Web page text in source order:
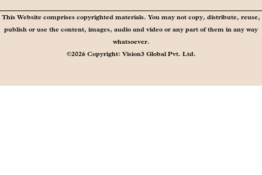
This Website comprises copyrighted materials. You may not copy, distribute, reuse,
publish or use the content, images, audio and video or any part of them in any way
whatsoever.
©2026 Copyright: Vision3 Global Pvt. Ltd.